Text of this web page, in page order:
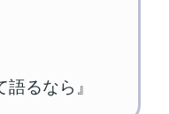
るなら』